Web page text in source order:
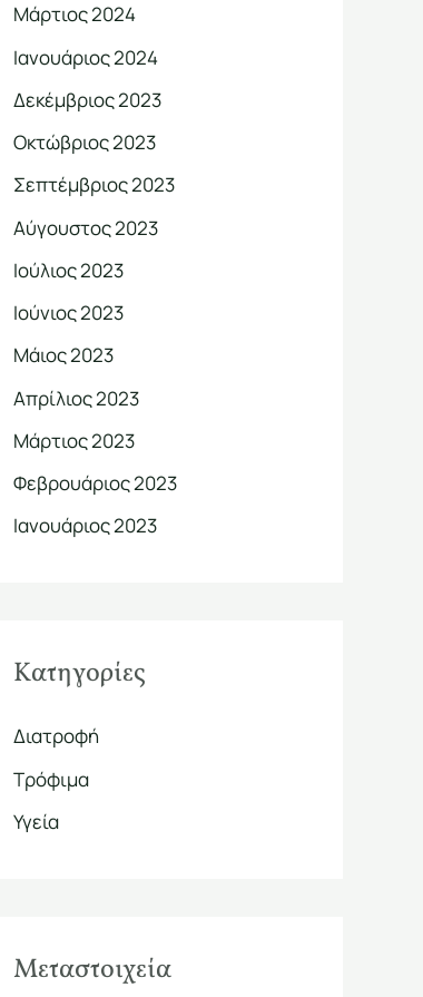
Μάρτιος 2024
Ιανουάριος 2024
Δεκέμβριος 2023
Οκτώβριος 2023
Σεπτέμβριος 2023
Αύγουστος 2023
Ιούλιος 2023
Ιούνιος 2023
Μάιος 2023
Απρίλιος 2023
Μάρτιος 2023
Φεβρουάριος 2023
Ιανουάριος 2023
Kατηγορίες
Διατροφή
Τρόφιμα
Υγεία
Μεταστοιχεία